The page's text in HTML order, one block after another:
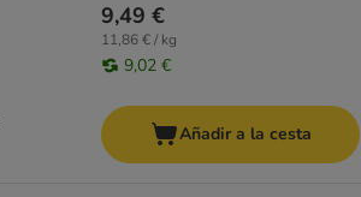
9,49 €
11,86 € / kg
9,02 €
Añadir a la cesta